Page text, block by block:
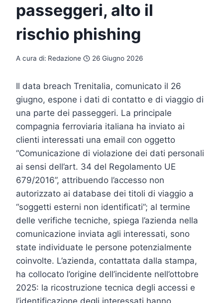
passeggeri, alto il
rischio phishing
A cura di: Redazione 26 Giugno 2026
Il data breach Trenitalia, comunicato il 26
giugno, espone i dati di contatto e di viaggio di
una parte dei passeggeri. La principale
compagnia ferroviaria italiana ha inviato ai
clienti interessati una email con oggetto
“Comunicazione di violazione dei dati personali
ai sensi dell’art. 34 del Regolamento UE
679/2016”, attribuendo l’accesso non
autorizzato ai database dei titoli di viaggio a
“soggetti esterni non identificati”; al termine
delle verifiche tecniche, spiega l’azienda nella
comunicazione inviata agli interessati, sono
state individuate le persone potenzialmente
coinvolte. L’azienda, contattata dalla stampa,
ha collocato l’origine dell’incidente nell’ottobre
2025: la ricostruzione tecnica degli accessi e
l’identificazione degli interessati hanno